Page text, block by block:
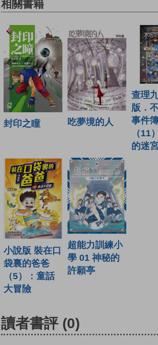
相關書籍
封印之瞳 吃夢境的人
查理
版．
事件
（11
的迷
小說版 裝在口
袋裏的爸爸
（5）：童話
大冒險
超能力訓練小
學 01 神秘的
許願亭
讀者書評 (0)